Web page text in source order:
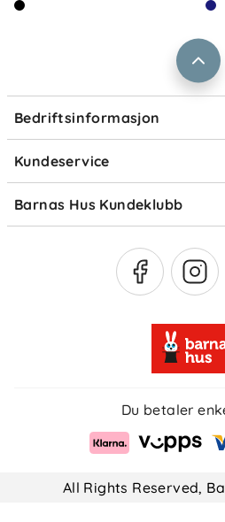
Bedriftsinformasjon
Størrelsesguider
Kundeservice
Ofte stilte spørsmål
Om Klarna
Barnas Hus Kundeklubb
Medlemsvilkår
Du betaler
All Rights Reserved,